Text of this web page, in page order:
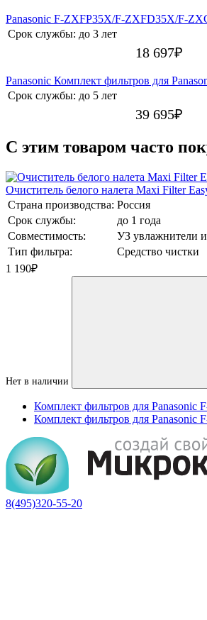
Panasonic F-ZXFP35X/F-ZXFD35X/F-
Срок службы: до 3 лет
18 697₽
Panasonic Комплект фильтров для
Срок службы: до 5 лет
39 695₽
C этим товаром часто
Очиститель белого налета Maxi Filter
Страна производства: Россия
Срок службы:
до 1 года
Совместимость:
УЗ увлажнители
Тип фильтра:
Средство чистки
1 190₽
Нет в наличии
Комплект фильтров для Panasonic
Комплект фильтров для Panasonic
8(495)320-55-20